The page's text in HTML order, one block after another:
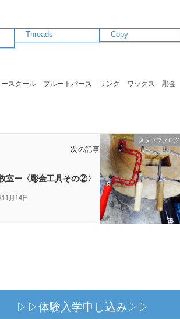
Threads Copy
スクール ブルートパーズ リング ワックス
彫金
スタッフブログ
次の記事
室ー〈彫金工具その②〉
月14日
▷▷体験入学申し込み▷▷